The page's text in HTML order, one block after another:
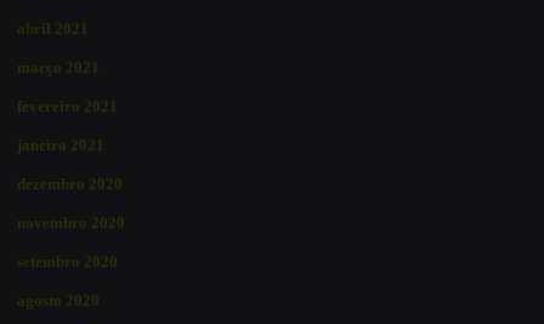
abril 2021
março 2021
fevereiro 2021
janeiro 2021
dezembro 2020
novembro 2020
setembro 2020
agosto 2020